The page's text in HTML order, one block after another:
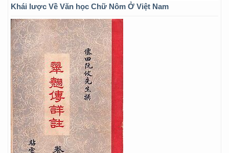
Khái lược Về Văn học Chữ Nôm Ở Việt Nam